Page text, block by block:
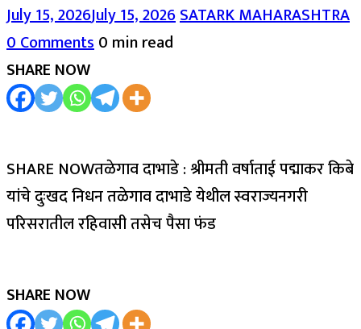
July 15, 2026July 15, 2026SATARK MAHARASHTRA
0 Comments0 min read
SHARE NOW
SHARE NOWतळेगाव दाभाडे : श्रीमती वर्षाताई पद्माकर किबे
यांचे दुःखद निधन तळेगाव दाभाडे येथील स्वराज्यनगरी
परिसरातील रहिवासी तसेच पैसा फंड
SHARE NOW